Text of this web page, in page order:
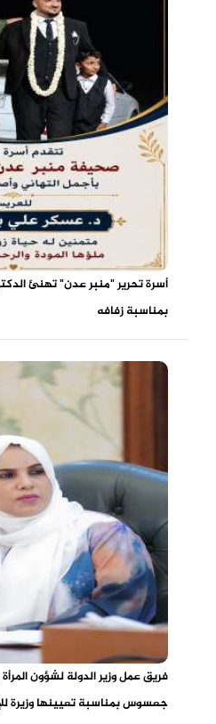
أسرة تحرير "منبر عدن" تهنئ
بمناسبة زفافه
فريق عمل وزير الدولة لشؤون
جعسوس بمناسبة تعيينها وزيرة